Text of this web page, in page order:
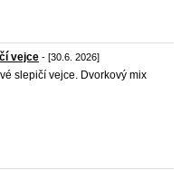
vejce - [30.6. 2026]
slepičí vejce. Dvorkový mix